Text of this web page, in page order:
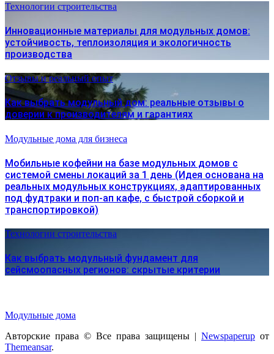
Технологии строительства
Инновационные материалы для модульных домов:
устойчивость, теплоизоляция и экологичность
производства
Отзывы и реальный опыт
Как выбрать модульный дом: реальные отзывы о
доверии к производителям и гарантиях
Модульные дома для бизнеса
Мобильные кофейни на базе модульных домов с
системой смены локаций за 1 день (Идея основана на
реальных модульных конструкциях, адаптированных
под фудтраки и поп-ап кафе, с быстрой сборкой и
транспортировкой)
Технологии строительства
Как выбрать модульный фундамент для
сейсмоопасных регионов: скрытые критерии
Модульные дома
Авторские права © Все права защищены | Newspaperup от
Themeansar.